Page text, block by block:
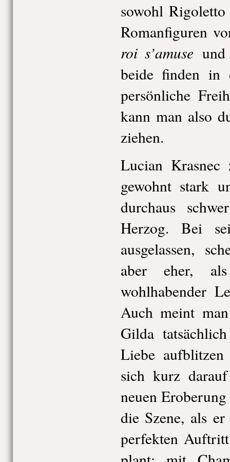
sowohl
Romanfiguren
roi s’amuse
beide finden in
persönliche
kann man also
ziehen.
Lucian
gewohnt stark
durchaus
Herzog. Bei
ausgelassen,
aber eher,
wohlhabender
Auch meint
Gilda
Liebe
sich kurz
neuen
die Szene, als
perfekten